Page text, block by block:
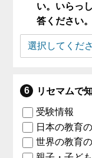
い。いらっ
答ください。
リセマムで
受験情報
日本の教育
世界の教育